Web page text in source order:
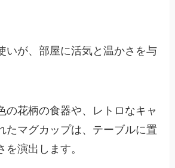
いが、部屋に活気と温かさを与
の花柄の食器や、レトロなキャ
たマグカップは、テーブルに置
を演出します。